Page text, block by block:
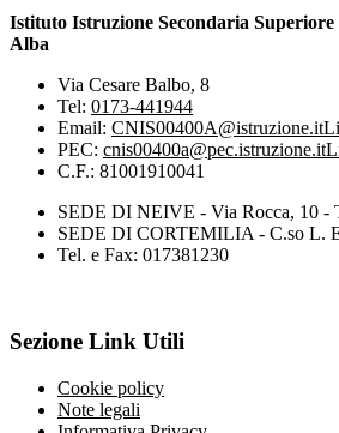
Istituto Istruzione Secondaria
Alba
Via Cesare Balbo, 8
Tel: 0173-441944
Email: CNIS00400A@istruzione.it
PEC: cnis00400a@pec.istruzione.it
C.F.: 81001910041
SEDE DI NEIVE - Via Rocca, 10 -
SEDE DI CORTEMILIA - C.so L.
Tel. e Fax: 017381230
Sezione Link Utili
Cookie policy
Note legali